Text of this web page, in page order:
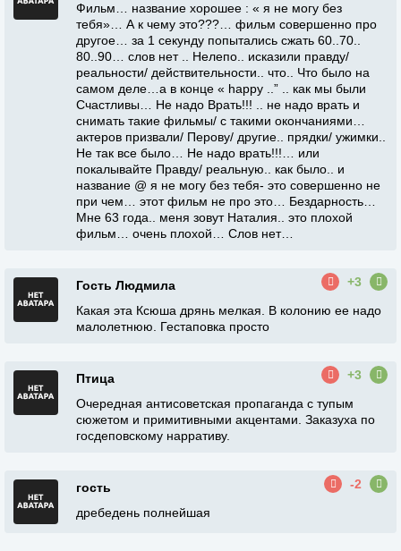
Фильм… название хорошее : « я не могу без
тебя»… А к чему это???… фильм совершенно про
другое… за 1 секунду попытались сжать 60..70..
80..90… слов нет .. Нелепо.. исказили правду/
реальности/ действительности.. что.. Что было на
самом деле…а в конце « happy ..” .. как мы были
Счастливы… Не надо Врать!!! .. не надо врать и
снимать такие фильмы/ с такими окончаниями…
актеров призвали/ Перову/ другие.. прядки/ ужимки..
Не так все было… Не надо врать!!!… или
покалывайте Правду/ реальную.. как было.. и
название @ я не могу без тебя- это совершенно не
при чем… этот фильм не про это… Бездарность…
Мне 63 года.. меня зовут Наталия.. это плохой
фильм… очень плохой… Слов нет…
Гость Людмила
+3
Какая эта Ксюша дрянь мелкая. В колонию ее надо
малолетнюю. Гестаповка просто
Птица
+3
Очередная антисоветская пропаганда с тупым
сюжетом и примитивными акцентами. Заказуха по
госдеповскому нарративу.
гость
-2
дребедень полнейшая